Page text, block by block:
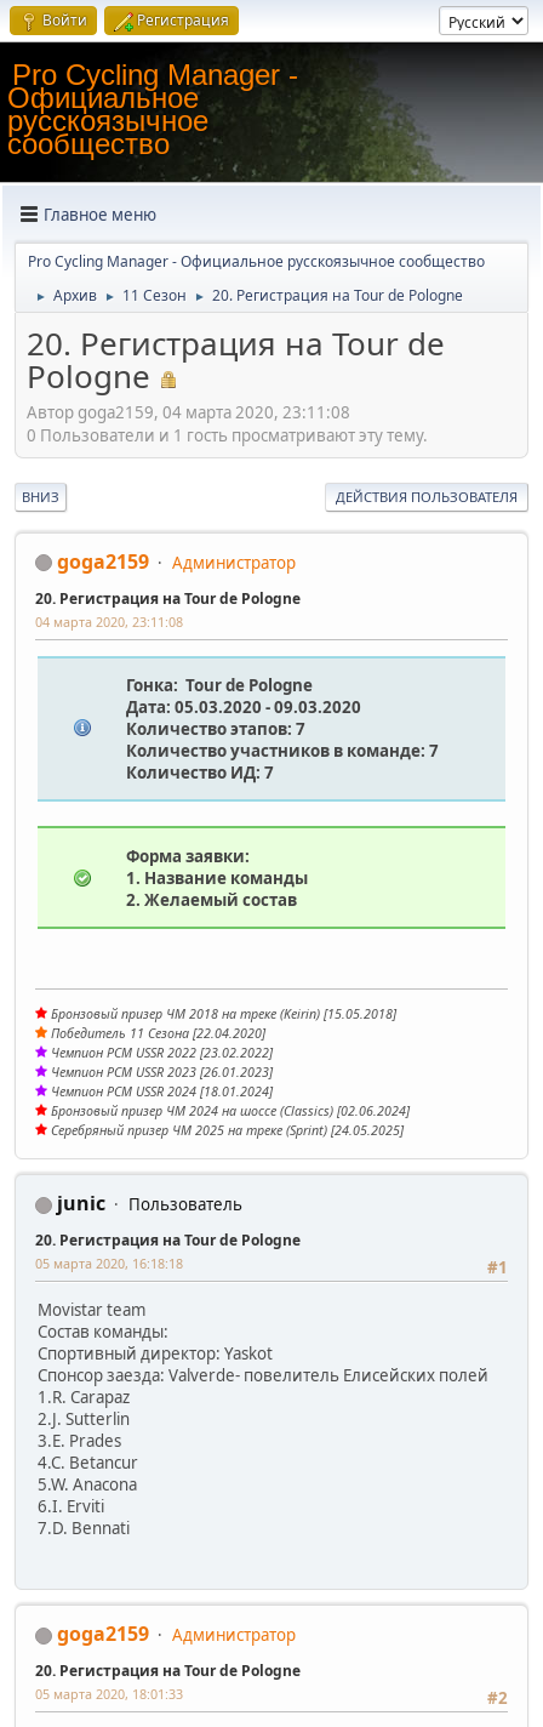
Войти Регистрация
Pro Cycling Manager -
Официальное
русскоязычное
сообщество
Главное меню
Pro Cycling Manager - Официальное русскоязычное сообщество
► Архив ► 11 Сезон ► 20. Регистрация на Tour de Pologne
20. Регистрация на Tour de
Pologne
Автор goga2159, 04 марта 2020, 23:11:08
0 Пользователи и 1 гость просматривают эту тему.
ВНИЗ ДЕЙСТВИЯ ПОЛЬЗОВАТЕЛЯ
goga2159 Администратор
20. Регистрация на Tour de Pologne
04 марта 2020, 23:11:08
Гонка: Tour de Pologne
Дата: 05.03.2020 - 09.03.2020
Количество этапов: 7
Количество участников в команде: 7
Количество ИД: 7
Форма заявки:
1. Название команды
2. Желаемый состав
Бронзовый призер ЧМ 2018 на треке (Keirin) [15.05.2018]
Победитель 11 Сезона [22.04.2020]
Чемпион PCM USSR 2022 [23.02.2022]
Чемпион PCM USSR 2023 [26.01.2023]
Чемпион PCM USSR 2024 [18.01.2024]
Бронзовый призер ЧМ 2024 на шоссе (Classics) [02.06.2024]
Серебряный призер ЧМ 2025 на треке (Sprint) [24.05.2025]
junic Пользователь
20. Регистрация на Tour de Pologne
#1
05 марта 2020, 16:18:18
Movistar team
Состав команды:
Спортивный директор: Yaskot
Спонсор заезда: Valverde- повелитель Елисейских полей
1.R. Carapaz
2.J. Sutterlin
3.E. Prades
4.C. Betancur
5.W. Anacona
6.I. Erviti
7.D. Bennati
goga2159 Администратор
20. Регистрация на Tour de Pologne
#2
05 марта 2020, 18:01:33